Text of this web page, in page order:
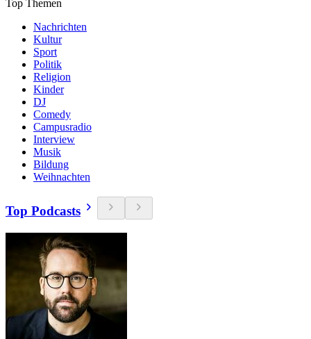
Top Themen
Nachrichten
Kultur
Sport
Politik
Religion
Kinder
DJ
Comedy
Campusradio
Interview
Musik
Bildung
Weihnachten
Top Podcasts